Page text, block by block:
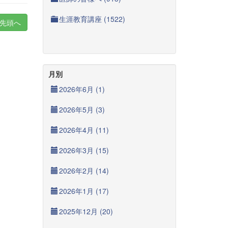
頭へ
生涯教育講座 (1522)
月別
2026年6月 (1)
2026年5月 (3)
2026年4月 (11)
2026年3月 (15)
2026年2月 (14)
2026年1月 (17)
2025年12月 (20)